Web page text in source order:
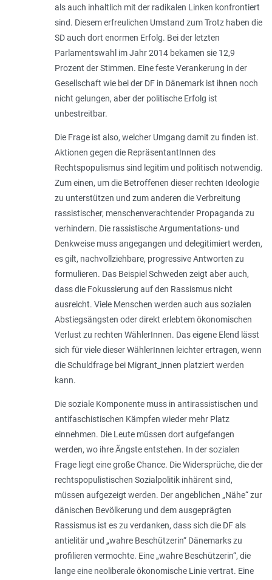
als auch inhaltlich mit der radikalen Linken konfrontiert
sind. Diesem erfreulichen Umstand zum Trotz haben die
SD auch dort enormen Erfolg. Bei der letzten
Parlamentswahl im Jahr 2014 bekamen sie 12,9
Prozent der Stimmen. Eine feste Verankerung in der
Gesellschaft wie bei der DF in Dänemark ist ihnen noch
nicht gelungen, aber der politische Erfolg ist
unbestreitbar.
Die Frage ist also, welcher Umgang damit zu finden ist.
Aktionen gegen die RepräsentantInnen des
Rechtspopulismus sind legitim und politisch notwendig.
Zum einen, um die Betroffenen dieser rechten Ideologie
zu unterstützen und zum anderen die Verbreitung
rassistischer, menschenverachtender Propaganda zu
verhindern. Die rassistische Argumentations- und
Denkweise muss angegangen und delegitimiert werden,
es gilt, nachvollziehbare, progressive Antworten zu
formulieren. Das Beispiel Schweden zeigt aber auch,
dass die Fokussierung auf den Rassismus nicht
ausreicht. Viele Menschen werden auch aus sozialen
Abstiegsängsten oder direkt erlebtem ökonomischen
Verlust zu rechten WählerInnen. Das eigene Elend lässt
sich für viele dieser WählerInnen leichter ertragen, wenn
die Schuldfrage bei Migrant_innen platziert werden
kann.
Die soziale Komponente muss in antirassistischen und
antifaschistischen Kämpfen wieder mehr Platz
einnehmen. Die Leute müssen dort aufgefangen
werden, wo ihre Ängste entstehen. In der sozialen
Frage liegt eine große Chance. Die Widersprüche, die der
rechtspopulistischen Sozialpolitik inhärent sind,
müssen aufgezeigt werden. Der angeblichen „Nähe“ zur
dänischen Bevölkerung und dem ausgeprägten
Rassismus ist es zu verdanken, dass sich die DF als
antielitär und „wahre Beschützerin“ Dänemarks zu
profilieren vermochte. Eine „wahre Beschützerin“, die
lange eine neoliberale ökonomische Linie vertrat. Eine